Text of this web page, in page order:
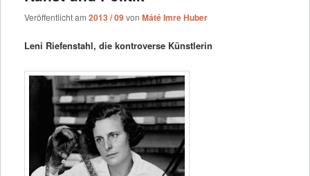
Veröffentlicht am 2013 / 09von Máté Imre Huber
Leni Riefenstahl, die kontroverse Künstlerin